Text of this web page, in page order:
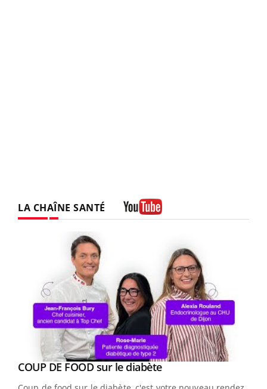
LA CHAÎNE SANTÉ
Youtube
COUP DE FOOD sur le diabèteYoutube
Youtube
Quand l’entreprise mise sur le bien être global